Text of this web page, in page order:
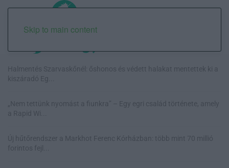
Skip to main content
Halmentés Szarvaskőnél: őshonos és védett halakat mentettek ki a
kiszáradó Eg...
„Nem tettünk nyomást a fiunkra” – Egy egri család története, amely
a Rapid Wi...
Új hűtőrendszer a Markhot Ferenc Kórházban: több mint 70 millió
forintos fejl...